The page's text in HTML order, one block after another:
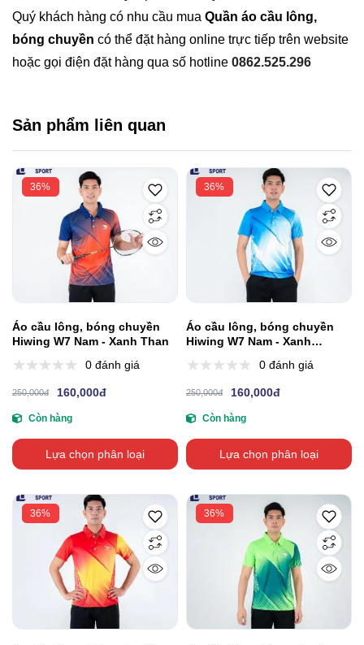
Quý khách hàng có nhu cầu mua Quần áo cầu lông,
bóng chuyền có thể đặt hàng online trực tiếp trên website
hoặc gọi điện đặt hàng qua số hotline 0862.525.296
Sản phẩm liên quan
36%
Áo cầu lông, bóng chuyền
Hiwing W7 Nam - Xanh Than
0 đánh giá
250,000đ 160,000đ
Còn hàng
Lựa chọn phân loại
36%
Áo cầu lông, bóng chuyền
Hiwing W7 Nam - Xanh
0 đánh giá
250,000đ 160,000đ
Còn hàng
Lựa chọn phân loại
36% 36%